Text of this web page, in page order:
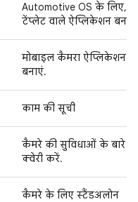
Automotive OS के लिए,
टेंप्लेट वाले ऐप्लिकेशन बनाएं.
मोबाइल कैमरा ऐप्लिकेशन
बनाएं.
काम की सूची
कैमरे की सुविधाओं के बारे में
क्वेरी करें.
कैमरे के लिए स्टैंडअलोन